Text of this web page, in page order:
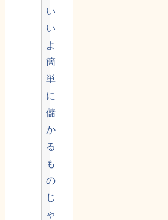
い
い
よ
簡
単
に
儲
か
る
も
の
じ
ゃ